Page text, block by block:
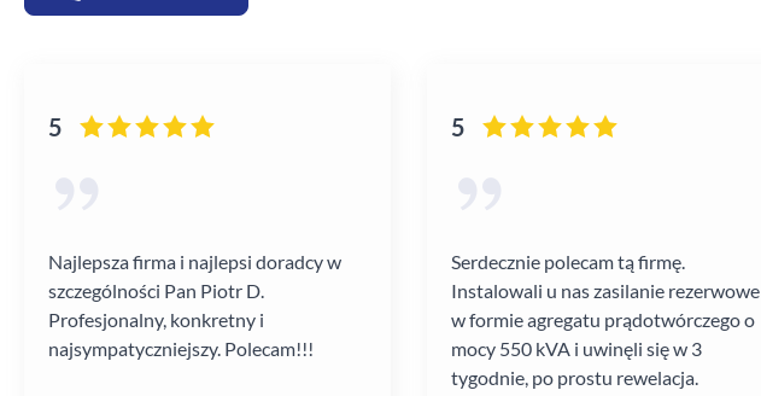
5
Najlepsza firma i najlepsi doradcy w
szczególności Pan Piotr D.
Profesjonalny, konkretny i
najsympatyczniejszy. Polecam!!!
5
Serdecznie polecam tą firmę.
Instalowali u nas zasilanie rezerwowe
w formie agregatu prądotwórczego o
mocy 550 kVA i uwinęli się w 3
tygodnie, po prostu rewelacja.